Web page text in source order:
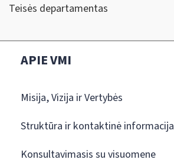
Teisės departamentas
APIE VMI
Misija, Vizija ir Vertybės
Struktūra ir kontaktinė informacija
Konsultavimasis su visuomene